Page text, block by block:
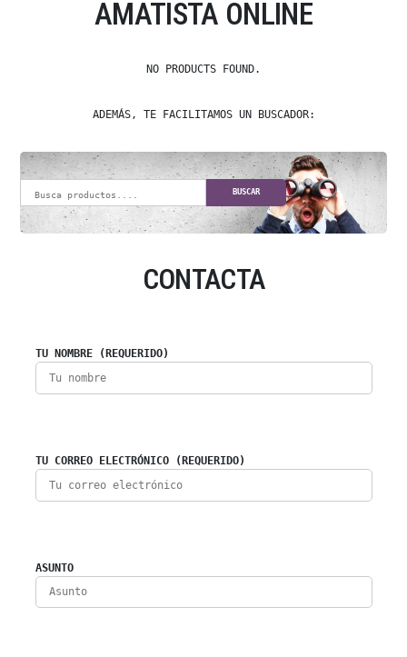
AMATISTA ONLINE
NO PRODUCTS FOUND.
ADEMÁS, TE FACILITAMOS UN BUSCADOR:
BUSCAR
CONTACTA
TU NOMBRE (REQUERIDO)
TU CORREO ELECTRÓNICO (REQUERIDO)
ASUNTO